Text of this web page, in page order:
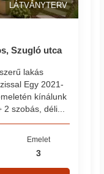
LÁTVÁNYTERV
Szugló utca
lakás
Egy 2021-
kínálunk
szobás, déli...
Emelet
3